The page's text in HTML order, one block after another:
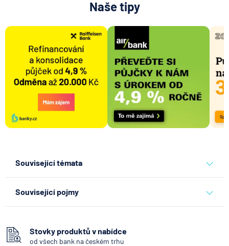
Naše tipy
Související témata
Související pojmy
Stovky produktů v nabídce
od všech bank na českém trhu